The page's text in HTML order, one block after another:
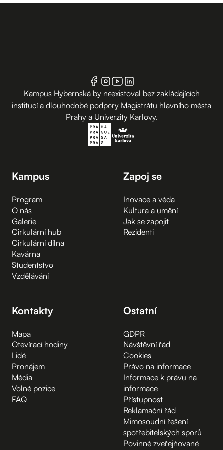
Kampus Hybernská by neexistoval bez zakládajících
institucí a dlouhodobé podpory Magistrátu hlavního města
Prahy a Univerzity Karlovy.
Kampus
Program
O nás
Galerie
Cirkulární hub
Cirkulární dílna
Kavárna
Studentstvo
Vzdělávání
Zapoj se
Inovace a věda
Kultura a umění
Jak se zapojit
Rezidenti
Kontakty
Mapa
Otevírací hodiny
Lidé
Pronájem
Média
Volné pozice
FAQ
Ostatní
GDPR
Návštěvní řád
Cookies
Právo na informace
Informace k právu na
informace
Přístupnost
Reklamační řád
Mimosoudní řešení
spotřebitelských sporů
Povinně zveřejňované